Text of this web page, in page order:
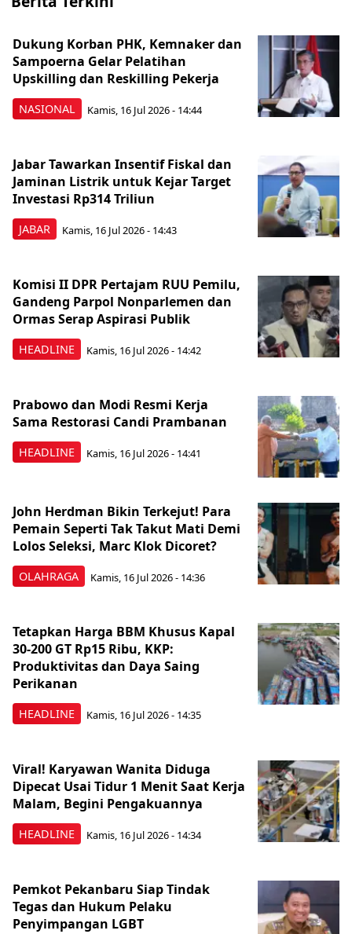
NASIONAL
Dukung Korban PHK, Kemnaker dan
Sampoerna Gelar Pelatihan
Upskilling dan Reskilling Pekerja
Kamis, 16 Jul 2026 - 14:44
JABAR
Jabar Tawarkan Insentif Fiskal dan
Jaminan Listrik untuk Kejar Target
Investasi Rp314 Triliun
Kamis, 16 Jul 2026 - 14:43
HEADLINE
Komisi II DPR Pertajam RUU Pemilu,
Gandeng Parpol Nonparlemen dan
Ormas Serap Aspirasi Publik
Kamis, 16 Jul 2026 - 14:42
HEADLINE
Prabowo dan Modi Resmi Kerja
Sama Restorasi Candi Prambanan
Kamis, 16 Jul 2026 - 14:41
OLAHRAGA
John Herdman Bikin Terkejut! Para
Pemain Seperti Tak Takut Mati Demi
Lolos Seleksi, Marc Klok Dicoret?
Kamis, 16 Jul 2026 - 14:36
HEADLINE
Tetapkan Harga BBM Khusus Kapal
30-200 GT Rp15 Ribu, KKP:
Produktivitas dan Daya Saing
Perikanan
Kamis, 16 Jul 2026 - 14:35
HEADLINE
Viral! Karyawan Wanita Diduga
Dipecat Usai Tidur 1 Menit Saat Kerja
Malam, Begini Pengakuannya
Kamis, 16 Jul 2026 - 14:34
Pemkot Pekanbaru Siap Tindak
Tegas dan Hukum Pelaku
Penyimpangan LGBT